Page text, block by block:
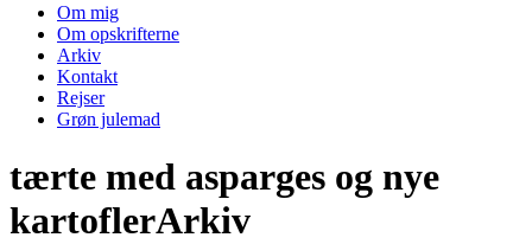
Om mig
Om opskrifterne
Arkiv
Kontakt
Rejser
Grøn julemad
tærte med asparges og nye
kartoflerArkiv